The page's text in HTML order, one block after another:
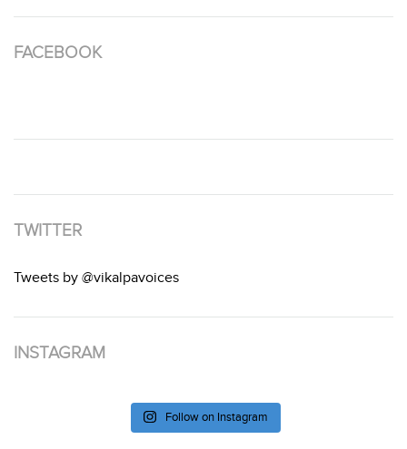
FACEBOOK
TWITTER
Tweets by @vikalpavoices
INSTAGRAM
Follow on Instagram